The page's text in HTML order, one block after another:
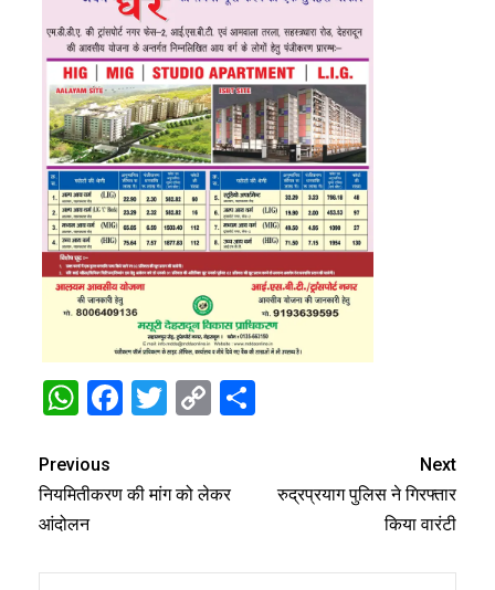
WhatsApp
Facebook
Twitter
Copy
Previous
नियमितीकरण की मांग को लेकर
आंदोलन
Next
रुद्रप्रयाग पुलिस ने गिरफ्तार
किया वारंटी